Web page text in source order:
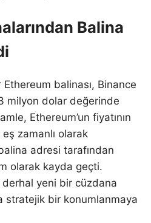
Balina
balinası, Binance
milyon dolar değerinde
Ethereum’un fiyatının
zamanlı olarak
adresi tarafından
olarak kayda geçti.
derhal yeni bir cüzdana
stratejik bir konumlanmaya